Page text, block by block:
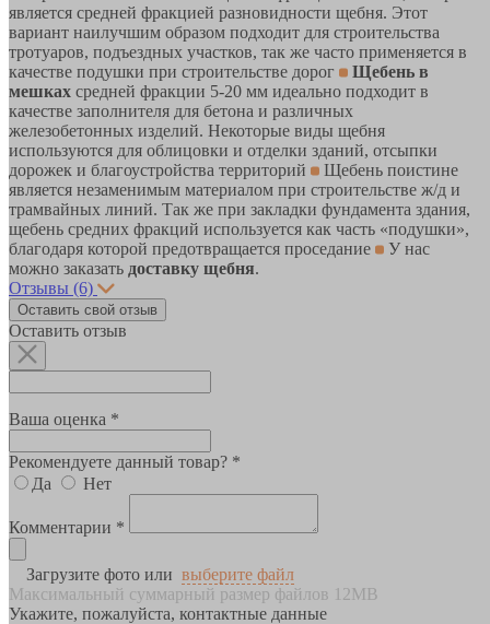
является средней фракцией разновидности щебня. Этот
вариант наилучшим образом подходит для строительства
тротуаров, подъездных участков, так же часто применяется в
качестве подушки при строительстве дорог
Щебень в
мешках средней фракции 5-20 мм идеально подходит в
качестве заполнителя для бетона и различных
железобетонных изделий. Некоторые виды щебня
используются для облицовки и отделки зданий, отсыпки
дорожек и благоустройства территорий
Щебень поистине
является незаменимым материалом при строительстве ж/д и
трамвайных линий. Так же при закладки фундамента здания,
щебень средних фракций используется как часть «подушки»,
благодаря которой предотвращается проседание
У нас
можно заказать доставку щебня.
Отзывы (6)
Оставить свой отзыв
Оставить отзыв
Ваша оценка *
Рекомендуете данный товар? *
Да
Нет
Комментарии *
Загрузите фото или выберите файл
Максимальный суммарный размер файлов 12MB
Укажите, пожалуйста, контактные данные